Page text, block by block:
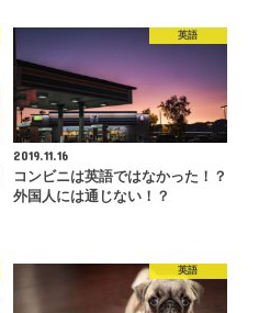
英語
2019.11.16
コンビニは英語ではなかった！？
外国人には通じない！？
英語